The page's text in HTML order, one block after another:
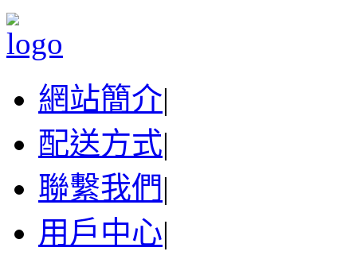
網站簡介|
配送方式|
聯繫我們|
用戶中心|